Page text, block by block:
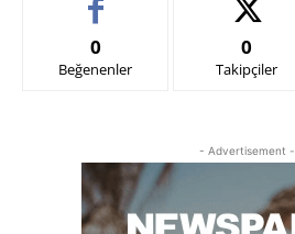
0
Beğenenler
0
Takipçiler
- Advertisement -